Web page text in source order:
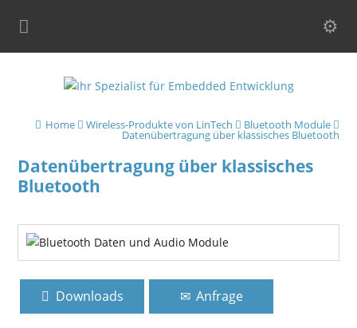
Home Wireless-Produkte von LinTech Bluetooth Module
Datenübertragung über klassisches Bluetooth
Datenübertragung über klassisches
Bluetooth
Downloads Anfrage